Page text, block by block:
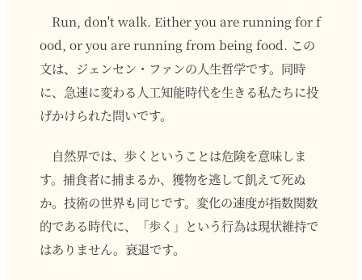
Run, don't walk. Either you are running for f
ood, or you are running from being food. この
文は、ジェンセン・ファンの人生哲学です。同時
に、急速に変わる人工知能時代を生きる私たちに投
げかけられた問いです。
自然界では、歩くということは危険を意味しま
す。捕食者に捕まるか、獲物を逃して飢えて死ぬ
か。技術の世界も同じです。変化の速度が指数関数
的である時代に、「歩く」という行為は現状維持で
はありません。衰退です。